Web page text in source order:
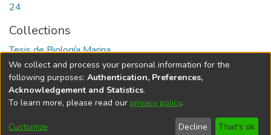
24
Collections
Tesis de Biología Marina
Full item page
DSpace softwarecopyright © 2002-2026
Cookie
End User
Send
We collect and process your personal information for the
following purposes: Authentication, Preferences,
Acknowledgement and Statistics.
To learn more, please read our privacy policy.
Customize Decline That's ok